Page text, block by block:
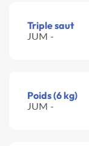
Triple saut
JUM -
Poids (6 kg)
JUM -